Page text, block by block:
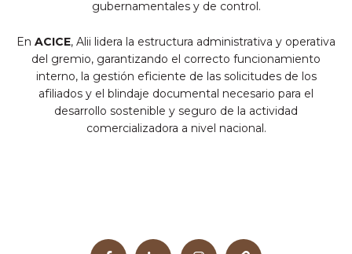
gubernamentales y de control.
En ACICE, Alii lidera la estructura administrativa y operativa
del gremio, garantizando el correcto funcionamiento
interno, la gestión eficiente de las solicitudes de los
afiliados y el blindaje documental necesario para el
desarrollo sostenible y seguro de la actividad
comercializadora a nivel nacional.